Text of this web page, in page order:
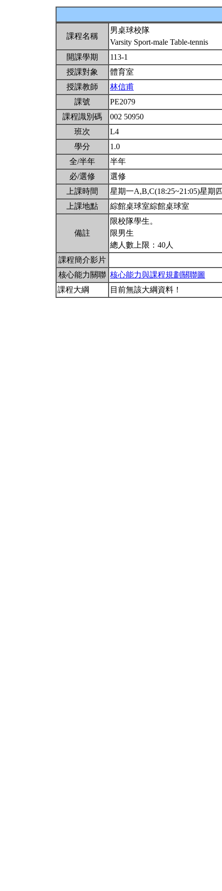
課程名稱
男桌球校隊
Varsity Sport-male Table-tennis
開課學期
113-1
授課對象
體育室
授課教師
林信甫
課號
PE2079
課程識別碼
002 50950
班次
L4
學分
1.0
全/半年
半年
必/選修
選修
上課時間
星期一A,B,C(18:25~21:05)星期
上課地點
綜館桌球室綜館桌球室
備註
限校隊學生。
限男生
總人數上限：40人
課程簡介影片
核心能力關聯 核心能力與課程規劃關聯圖
課程大綱
目前無該大綱資料！